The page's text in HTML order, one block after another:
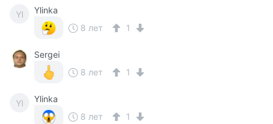
Yl
Ylinka
8 лет
1
Sergei
8 лет
1
Yl
Ylinka
8 лет
1